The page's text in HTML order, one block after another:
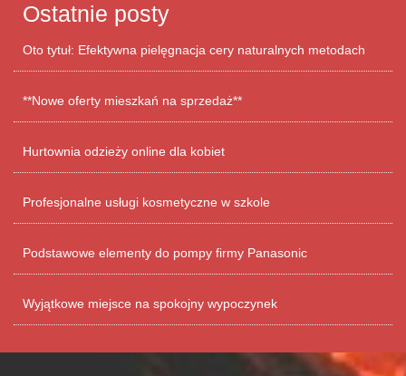
Ostatnie posty
Oto tytuł: Efektywna pielęgnacja cery naturalnych metodach
**Nowe oferty mieszkań na sprzedaż**
Hurtownia odzieży online dla kobiet
Profesjonalne usługi kosmetyczne w szkole
Podstawowe elementy do pompy firmy Panasonic
Wyjątkowe miejsce na spokojny wypoczynek